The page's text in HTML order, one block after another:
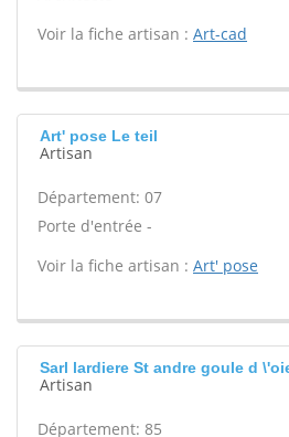
Voir la fiche artisan : Art-cad
Art' pose Le teil
Artisan
Département: 07
Porte d'entrée -
Voir la fiche artisan : Art' pose
Sarl lardiere St andre goule d
Artisan
Département: 85